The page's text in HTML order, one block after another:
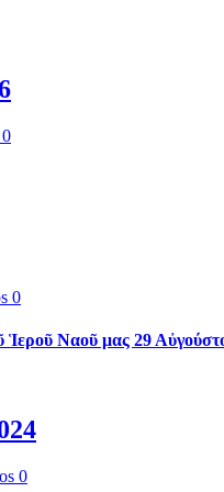
0
0
Ναοῦ μας 29
0